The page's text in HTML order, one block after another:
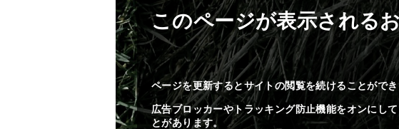
このページが表示される
ページを更新するとサイトの閲覧を続けることができ
広告ブロッカーやトラッキング防止機能をオンにし
とがあります。